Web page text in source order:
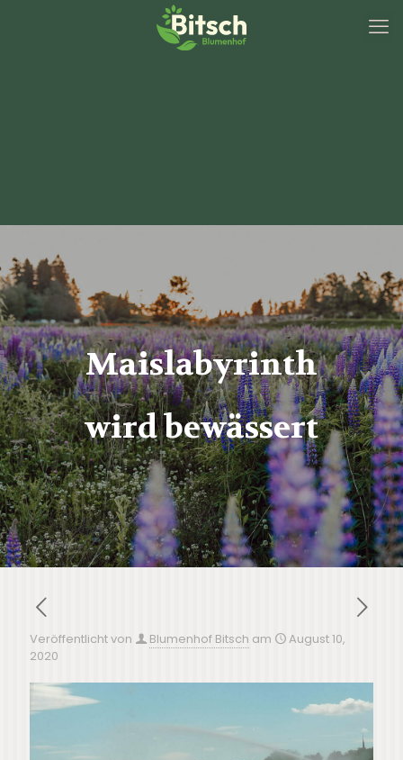
Maislabyrinth
wird bewässert
Veröffentlicht von Blumenhof Bitsch am
August 10,
2020